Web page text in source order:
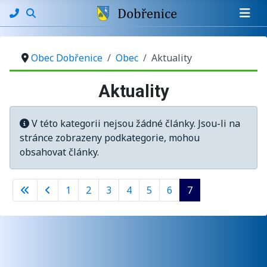
Obec Dobřenice Obec Aktuality
Aktuality
Informace
V této kategorii nejsou žádné články. Jsou-li na
stránce zobrazeny podkategorie, mohou
obsahovat články.
1 2 3 4 5 6 7